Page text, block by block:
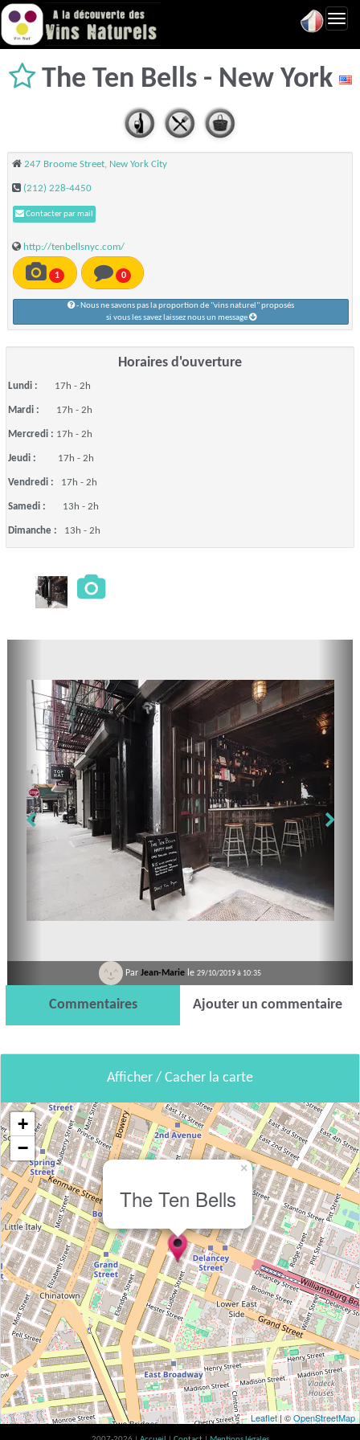
The Ten Bells - New York
247 Broome Street, New York City
(212) 228-4450
Contacter par mail
http://tenbellsnyc.com/
1 0
- Nous ne savons pas la proportion de "vins naturel" proposés
si vous les savez laissez nous un message
Horaires d'ouverture
Lundi : 17h - 2h
Mardi : 17h - 2h
Mercredi : 17h - 2h
Jeudi : 17h - 2h
Vendredi : 17h - 2h
Samedi : 13h - 2h
Dimanche : 13h - 2h
Par Jean-Marie le 29/10/2019 à 10:35
Commentaires Ajouter un commentaire
Afficher / Cacher la carte
The Ten Bells
×
+
−
Leaflet| ©OpenStreetMap